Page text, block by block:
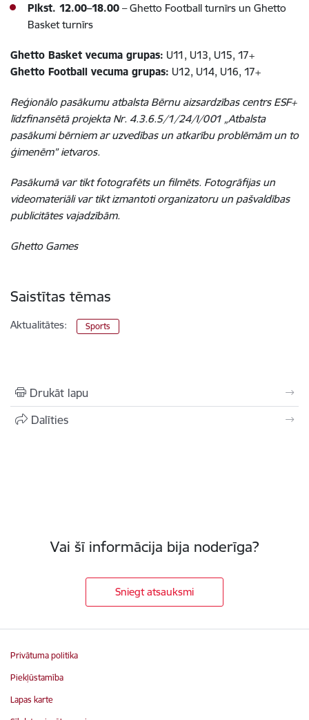
Plkst. 12.00–18.00 – Ghetto Football turnīrs un Ghetto
Basket turnīrs
Ghetto Basket vecuma grupas: U11, U13, U15, 17+
Ghetto Football vecuma grupas: U12, U14, U16, 17+
Reģionālo pasākumu atbalsta Bērnu aizsardzības centrs ESF+
līdzfinansētā projekta Nr. 4.3.6.5/1/24/I/001 „Atbalsta
pasākumi bērniem ar uzvedības un atkarību problēmām un to
ģimenēm” ietvaros.
Pasākumā var tikt fotografēts un filmēts. Fotogrāfijas un
videomateriāli var tikt izmantoti organizatoru un pašvaldības
publicitātes vajadzībām.
Ghetto Games
Saistītas tēmas
Aktualitātes: Sports
Drukāt lapu
Dalīties
Vai šī informācija bija noderīga?
Sniegt atsauksmi
Privātuma politika
Piekļūstamība
Lapas karte